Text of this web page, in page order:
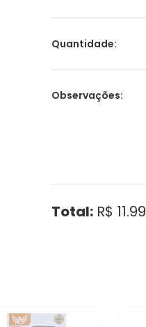
Quantidade:
Observações:
Total:R$ 11.99